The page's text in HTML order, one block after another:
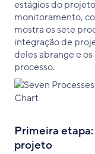
estágios do
monitoramento,
mostra os sete
integração de
deles abrange e
processo.
Primeira
projeto